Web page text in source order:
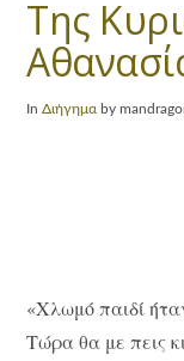
Της
InΔιήγημα by
«Χλωμό παιδί
Τώρα θα με πεις